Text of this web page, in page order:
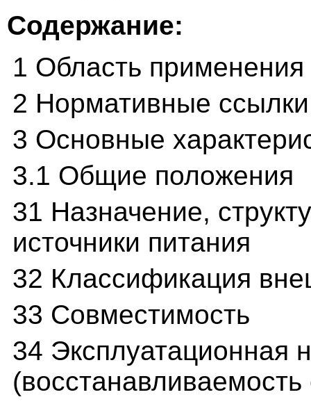
Содержание:
1 Область применения
2 Нормативные ссылки
3 Основные
3.1 Общие положения
31 Назначение,
источники питания
32 Классификация
33 Совместимость
34 Эксплуатационная